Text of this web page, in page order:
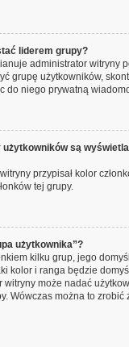
liderem grupy?
administrator witryny
grupę użytkowników,
do niego prywatną
użytkowników są
przypisał kolor
tej grupy.
użytkownika”?
kilku grup, jego
kolor i ranga będzie
witryny może nadać
Wówczas można to zrobić